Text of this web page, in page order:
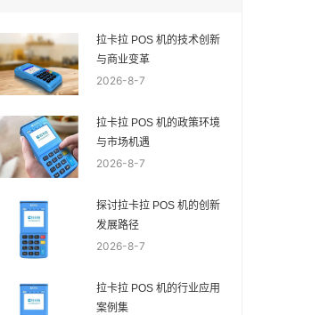
拉卡拉 POS 机的技术创新
与商业变革
2026-8-7
拉卡拉 POS 机的政策环境
与市场机遇
2026-8-7
探讨拉卡拉 POS 机的创新
发展路径
2026-8-7
拉卡拉 POS 机的行业应用
案例集